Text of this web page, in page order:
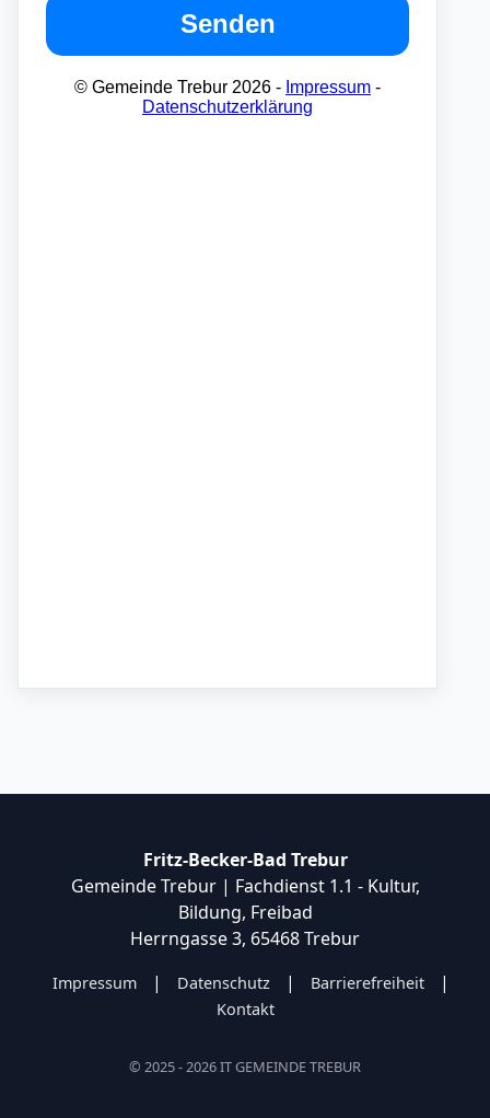
Fritz-Becker-Bad Trebur
Gemeinde Trebur | Fachdienst 1.1 - Kultur,
Bildung, Freibad
Herrngasse 3, 65468 Trebur
Impressum | Datenschutz | Barrierefreiheit |
Kontakt
© 2025 - 2026 IT GEMEINDE TREBUR